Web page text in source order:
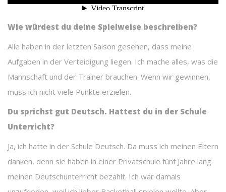
Wie würdest du deine Spielweise beschreiben?
Alle haben in der letzten Saison gesehen, dass meine
Aufgaben in der Verteidigung liegen. Ich mache alles, was die
Mannschaft und der Trainer brauchen. Wenn wir gewinnen,
muss ich nicht viele Punkte erzielen.
Du sprichst gut Deutsch. Hattest du in der Schule
Unterricht?
Ja, ich hatte in der Schule Deutsch. Da muss ich meinen Eltern
danken, denn sie haben in einer Privatschule fünf Jahre lang
meinen Deutschunterricht bezahlt. Ich war damals